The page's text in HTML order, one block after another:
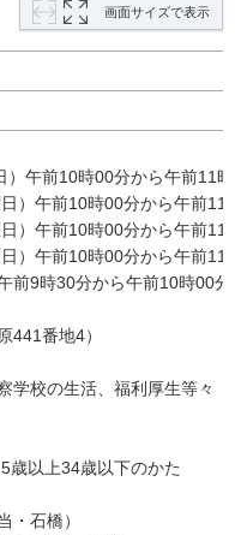
画面サイズで表示
）午前10時00分から午前11
）午前10時00分から午前11
）午前10時00分から午前11
）午前10時00分から午前11
前9時30分から午前10時00
441番地4）
学校の生活、福利厚生等々
歳以上34歳以下のかた
・石橋）